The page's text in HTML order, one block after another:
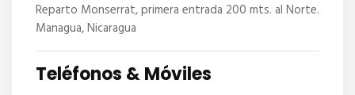
Reparto Monserrat, primera entrada 200 mts. al Norte.
Managua, Nicaragua
Teléfonos & Móviles